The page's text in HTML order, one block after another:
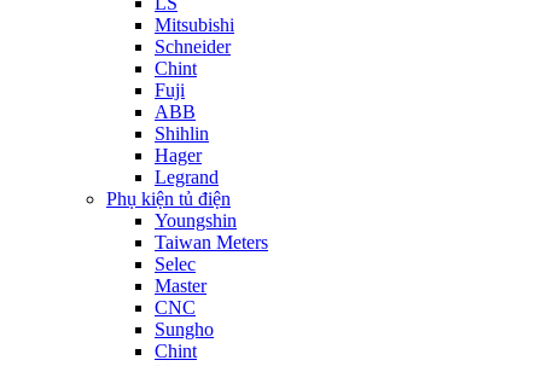
Mitsubishi
Schneider
Chint
Fuji
ABB
Shihlin
Hager
Legrand
Phụ kiện tủ điện
Youngshin
Taiwan Meters
Selec
Master
CNC
Sungho
Chint